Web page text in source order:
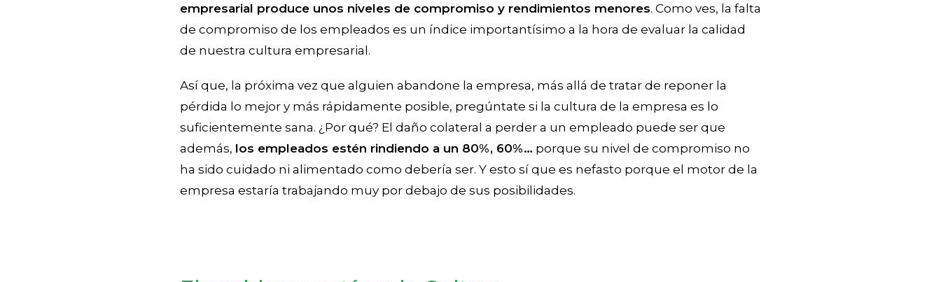
empresarial produce unos niveles de compromiso y rendimientos menores. Como ves, la falta
de compromiso de los empleados es un índice importantísimo a la hora de evaluar la calidad
de nuestra cultura empresarial.
Así que, la próxima vez que alguien abandone la empresa, más allá de tratar de reponer la
pérdida lo mejor y más rápidamente posible, pregúntate si la cultura de la empresa es lo
suficientemente sana. ¿Por qué? El daño colateral a perder a un empleado puede ser que
además, los empleados estén rindiendo a un 80%, 60%… porque su nivel de compromiso no
ha sido cuidado ni alimentado como debería ser. Y esto sí que es nefasto porque el motor de la
empresa estaría trabajando muy por debajo de sus posibilidades.